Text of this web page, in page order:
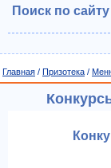
Поиск по сайту
Главная / Призотека /